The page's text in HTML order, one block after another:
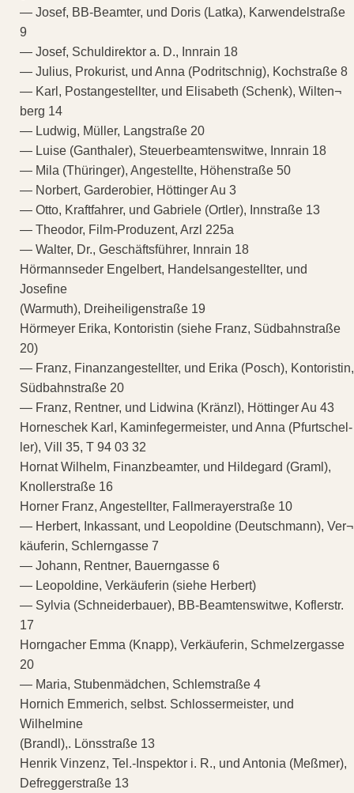
— Josef, BB-Beamter, und Doris (Latka), Karwendelstraße
9
— Josef, Schuldirektor a. D., Innrain 18
— Julius, Prokurist, und Anna (Podritschnig), Kochstraße 8
— Karl, Postangestellter, und Elisabeth (Schenk), Wilten¬
berg 14
— Ludwig, Müller, Langstraße 20
— Luise (Ganthaler), Steuerbeamtenswitwe, Innrain 18
— Mila (Thüringer), Angestellte, Höhenstraße 50
— Norbert, Garderobier, Höttinger Au 3
— Otto, Kraftfahrer, und Gabriele (Ortler), Innstraße 13
— Theodor, Film-Produzent, Arzl 225a
— Walter, Dr., Geschäftsführer, Innrain 18
Hörmannseder Engelbert, Handelsangestellter, und
Josefine
(Warmuth), Dreiheiligenstraße 19
Hörmeyer Erika, Kontoristin (siehe Franz, Südbahnstraße
20)
— Franz, Finanzangestellter, und Erika (Posch), Kontoristin,
Südbahnstraße 20
— Franz, Rentner, und Lidwina (Kränzl), Höttinger Au 43
Horneschek Karl, Kaminfegermeister, und Anna (Pfurtschel-
ler), Vill 35, T 94 03 32
Hornat Wilhelm, Finanzbeamter, und Hildegard (Graml),
Knollerstraße 16
Horner Franz, Angestellter, Fallmerayerstraße 10
— Herbert, Inkassant, und Leopoldine (Deutschmann), Ver¬
käuferin, Schlerngasse 7
— Johann, Rentner, Bauerngasse 6
— Leopoldine, Verkäuferin (siehe Herbert)
— Sylvia (Schneiderbauer), BB-Beamtenswitwe, Koflerstr.
17
Horngacher Emma (Knapp), Verkäuferin, Schmelzergasse
20
— Maria, Stubenmädchen, Schlemstraße 4
Hornich Emmerich, selbst. Schlossermeister, und
Wilhelmine
(Brandl),. Lönsstraße 13
Henrik Vinzenz, Tel.-Inspektor i. R., und Antonia (Meßmer),
Defreggerstraße 13